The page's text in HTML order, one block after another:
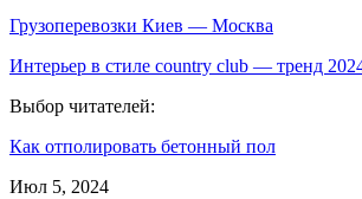
Грузоперевозки Киев — Москва
Интерьер в стиле country club — тренд
Выбор читателей:
Как отполировать бетонный пол
Июл 5, 2024